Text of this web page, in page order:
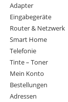
Adapter
Eingabegeräte
Router & Netzwerk
Smart Home
Telefonie
Tinte – Toner
Mein Konto
Bestellungen
Adressen